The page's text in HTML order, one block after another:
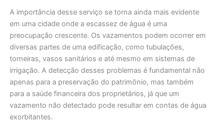
A importância desse serviço se torna ainda mais evidente
em uma cidade onde a escassez de água é uma
preocupação crescente. Os vazamentos podem ocorrer em
diversas partes de uma edificação, como tubulações,
torneiras, vasos sanitários e até mesmo em sistemas de
irrigação. A detecção desses problemas é fundamental não
apenas para a preservação do patrimônio, mas também
para a saúde financeira dos proprietários, já que um
vazamento não detectado pode resultar em contas de água
exorbitantes.